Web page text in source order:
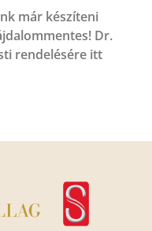
már készíteni
Dr.
rendelésére itt